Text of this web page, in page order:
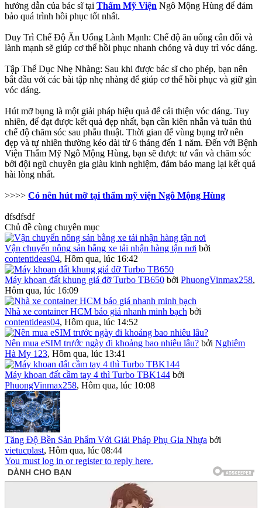
hướng dẫn của bác sĩ tại Thẩm Mỹ Viện Ngô Mộng Hùng để đảm
bảo quá trình hồi phục tốt nhất.
Duy Trì Chế Độ Ăn Uống Lành Mạnh: Chế độ ăn uống cân đối và
lành mạnh sẽ giúp cơ thể hồi phục nhanh chóng và duy trì vóc dáng.
Tập Thể Dục Nhẹ Nhàng: Sau khi được bác sĩ cho phép, bạn nên
bắt đầu với các bài tập nhẹ nhàng để giúp cơ thể hồi phục và giữ gìn
vóc dáng.
Hút mỡ bụng là một giải pháp hiệu quả để cải thiện vóc dáng. Tuy
nhiên, để đạt được kết quả đẹp nhất, bạn cần kiên nhẫn và tuân thủ
chế độ chăm sóc sau phẫu thuật. Thời gian để vùng bụng trở nên
đẹp và tự nhiên thường kéo dài từ 6 tháng đến 1 năm. Đến với Bệnh
Viện Thẩm Mỹ Ngô Mộng Hùng, bạn sẽ được tư vấn và chăm sóc
bởi đội ngũ chuyên gia giàu kinh nghiệm, đảm bảo mang lại kết quả
hài lòng nhất.
>>>> Có nên hút mỡ tại thẩm mỹ viện Ngô Mộng Hùng
dfsdfsdf
Chủ đề cùng chuyên mục
Vận chuyển nông sản bằng xe tải nhận hàng tận nơi bởi
contentideas04, Hôm qua, lúc 16:42
Máy khoan đất khung giá đỡ Turbo TB650 bởi PhuongVinmax258,
Hôm qua, lúc 16:09
Nhà xe container HCM báo giá nhanh minh bạch bởi
contentideas04, Hôm qua, lúc 14:52
Nên mua eSIM trước ngày đi khoảng bao nhiêu lâu? bởi Nghiêm
Hà My 123, Hôm qua, lúc 13:41
Máy khoan đất cầm tay 4 thì Turbo TBK144 bởi
PhuongVinmax258, Hôm qua, lúc 10:08
Tăng Độ Bền Sản Phẩm Với Giải Pháp Phụ Gia Nhựa bởi
vietucplast, Hôm qua, lúc 08:44
You must log in or register to reply here.